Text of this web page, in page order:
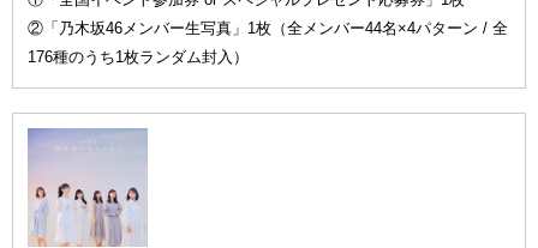
②「乃木坂46メンバー生写真」1枚（全メンバー44名×4パターン / 全
176種のうち1枚ランダム封入）